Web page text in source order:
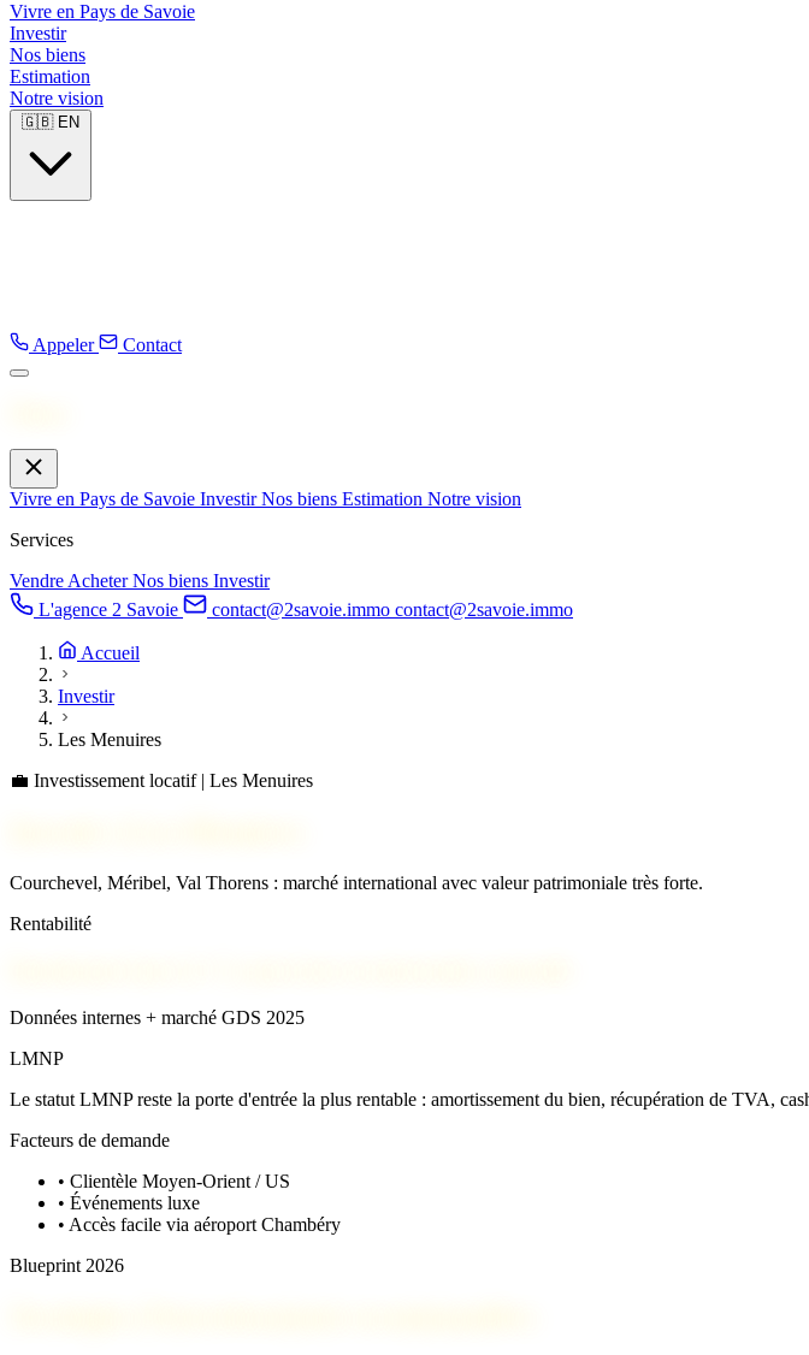
Vivre en Pays de Savoie
Investir
Nos biens
Estimation
Notre vision
🇬🇧 EN
Appeler Contact
Vivre en Pays de Savoie InvestirNos biens Estimation Notre vision
Services
VendreAcheterNos biens Investir
L'agence 2 Savoie
contact@2savoie.immo contact@2savoie.immo
Accueil
Investir
Les Menuires
💼 Investissement locatif | Les Menuires
Courchevel, Méribel, Val Thorens : marché international avec valeur patrimoniale très forte.
Rentabilité
Données internes + marché GDS 2025
LMNP
Le statut LMNP reste la porte d'entrée la plus rentable : amortissement du bien, récupération de TVA,
Facteurs de demande
• Clientèle Moyen-Orient / US
• Événements luxe
• Accès facile via aéroport Chambéry
Blueprint 2026